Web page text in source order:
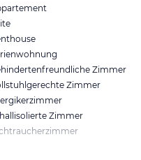
Zimmer
Zimmer
Zimmer